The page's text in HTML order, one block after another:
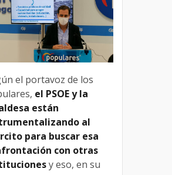
el portavoz de los
el PSOE y la
están
al
para buscar esa
con otras
y eso, en su